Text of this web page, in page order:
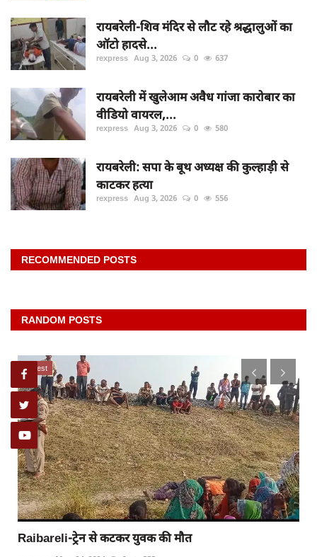
रायबरेली-शिव मंदिर से लौट रहे श्रद्धालुओं का
ऑटो हादसे...
rexpress Aug 3, 2026 0 637
रायबरेली में खुलेआम अवैध गांजा कारोबार का
वीडियो वायरल,...
rexpress Aug 3, 2026 0 580
रायबरेली: सपा के बूथ अध्यक्ष की कुल्हाड़ी से
काटकर हत्या
rexpress Aug 3, 2026 0 556
RECOMMENDED POSTS
RANDOM POSTS
latest
रायबरेली-बाईक सवार युवक कार की टक्कर से घायल राहगीरों